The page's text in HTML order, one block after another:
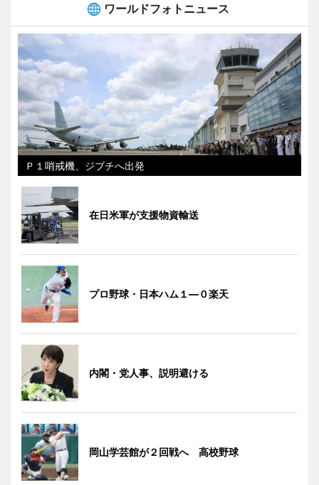
ワールドフォトニュース
Ｐ１哨戒機、ジブチへ出発
在日米軍が支援物資輸送
プロ野球・日本ハム１―０楽天
内閣・党人事、説明避ける
岡山学芸館が２回戦へ 高校野球